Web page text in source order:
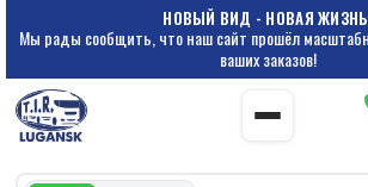
НОВЫЙ ВИД - НОВАЯ
Мы рады сообщить, что наш сайт прошёл
ваших заказов!